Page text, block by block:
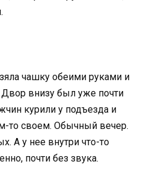
чашку обеими руками и
Двор внизу был уже почти
курили у подъезда и
то своем. Обычный вечер.
А у нее внутри что-то
почти без звука.